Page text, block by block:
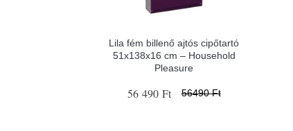
Lila fém billenő ajtós cipőtartó
51x138x16 cm – Household
Pleasure
56 490 Ft 56490 Ft